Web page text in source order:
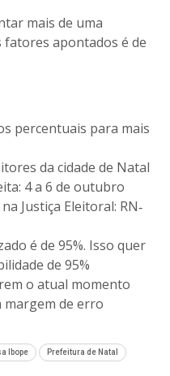
mais de uma
apontados é de
percentuais para mais
da cidade de Natal
4 a 6 de outubro
Justiça Eleitoral: RN‐
é de 95%. Isso quer
de 95%
o atual momento
de erro
Ibope Prefeitura de Natal